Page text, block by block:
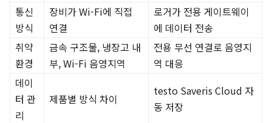
통신
방식
장비가 Wi-Fi에 직접
연결
로거가 전용 게이트웨이
에 데이터 전송
취약
환경
금속 구조물, 냉장고 내
부, Wi-Fi 음영지역
전용 무선 연결로 음영지
역 대응
데이
터 관
리
제품별 방식 차이
testo Saveris Cloud 자
동 저장